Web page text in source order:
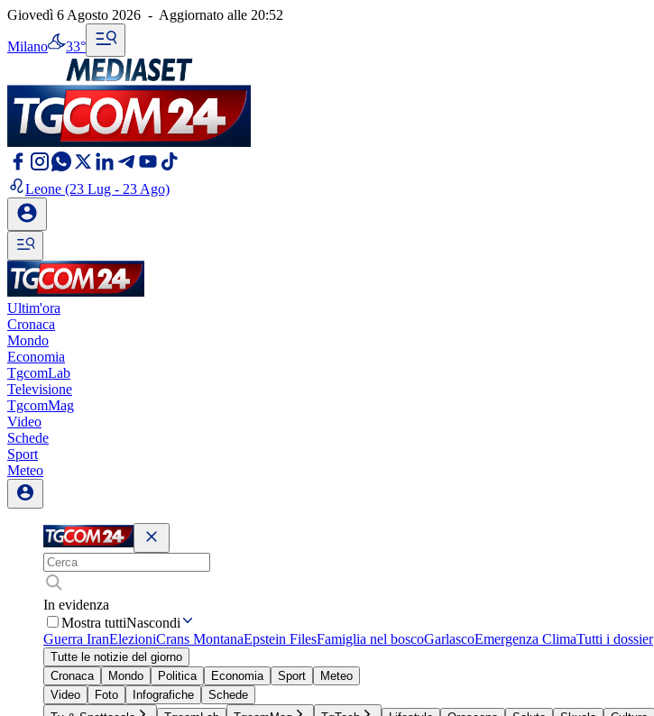
Giovedì 6 Agosto 2026 - Aggiornato alle 20:52
Milano 33°
Leone (23 Lug - 23 Ago)
Ultim'ora
Cronaca
Mondo
Economia
TgcomLab
Televisione
TgcomMag
Video
Schede
Sport
Meteo
In evidenza
Mostra tuttiNascondi
Guerra IranElezioniCrans MontanaEpstein FilesFamiglia nel boscoGarlascoEmergenza ClimaTutti i dossier
Tutte le notizie del giorno
Cronaca
Mondo Politica Economia Sport
Meteo
Video
Foto Infografiche
Schede